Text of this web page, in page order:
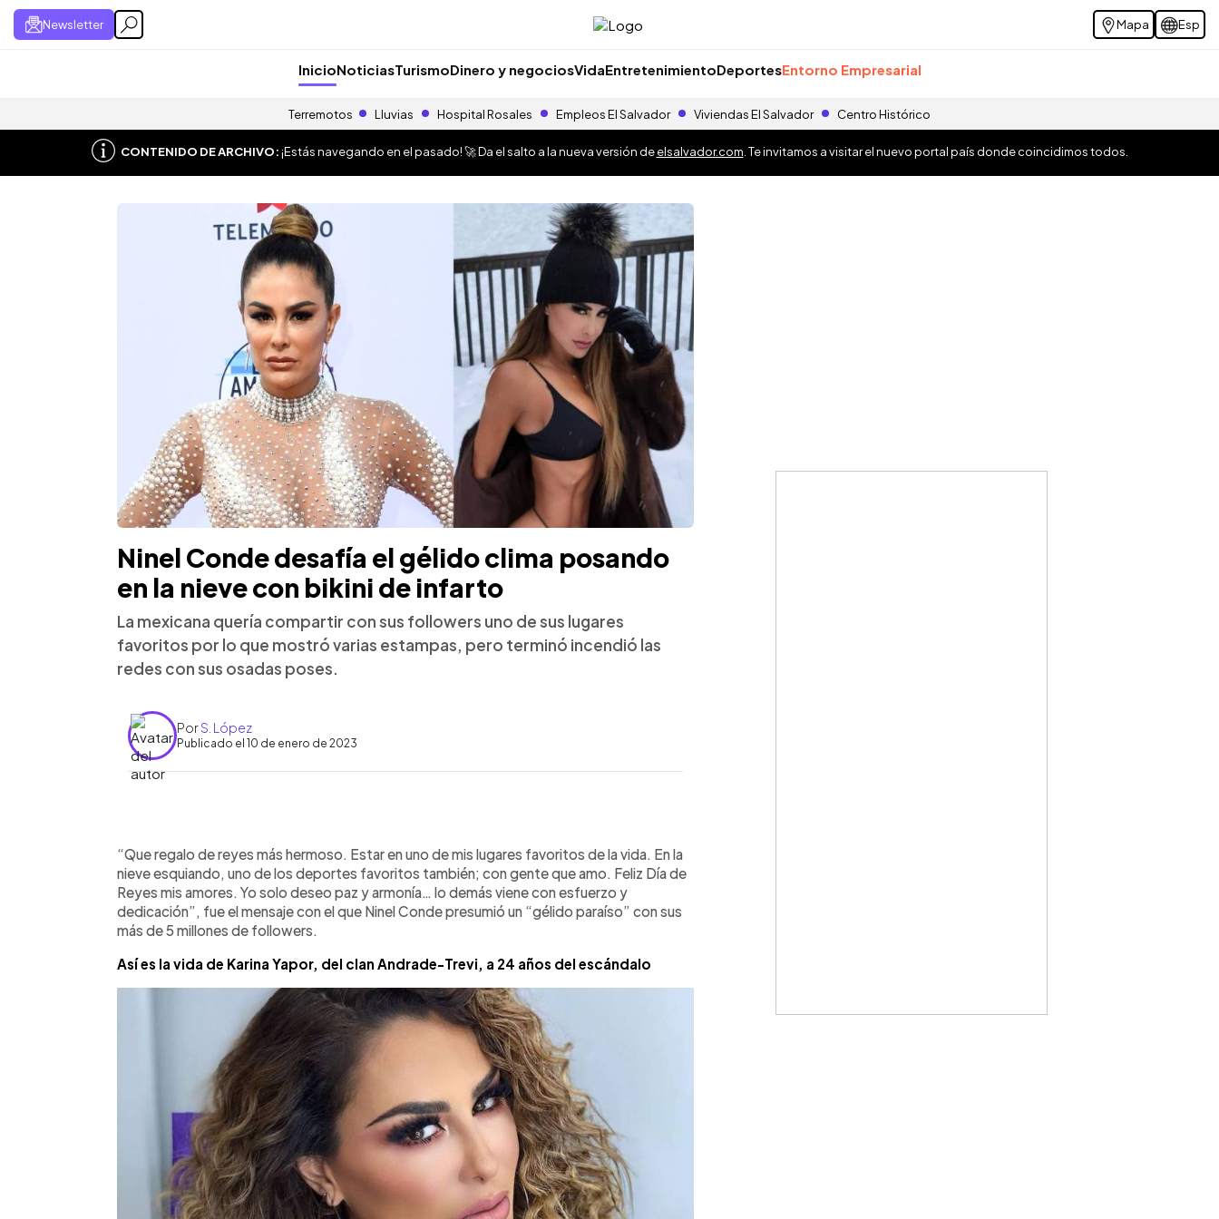
Newsletter Mapa Esp
InicioNoticiasTurismoDinero y negociosVidaEntretenimientoDeportesEntorno Empresarial
Terremotos Lluvias Hospital Rosales Empleos El Salvador Viviendas El Salvador Centro Histórico
CONTENIDO DE ARCHIVO:¡Estás navegando en el pasado! 🚀 Da el salto a la nueva versión deelsalvador.com . Te invitamos a visitar el nuevo portal país donde coincidimos todos.
Ninel Conde desafía el gélido clima posando
en la nieve con bikini de infarto
La mexicana quería compartir con sus followers uno de sus lugares
favoritos por lo que mostró varias estampas, pero terminó incendió las
redes con sus osadas poses.
PorS. López
Publicado el 10 de enero de 2023
► Escuchar artículo
“Que regalo de reyes más hermoso. Estar en uno de mis lugares favoritos de la vida. En la
nieve esquiando, uno de los deportes favoritos también; con gente que amo. Feliz Día de
Reyes mis amores. Yo solo deseo paz y armonía… lo demás viene con esfuerzo y
dedicación”, fue el mensaje con el que Ninel Conde presumió un “gélido paraíso” con sus
más de 5 millones de followers.
Así es la vida de Karina Yapor, del clan Andrade-Trevi, a 24 años del escándalo